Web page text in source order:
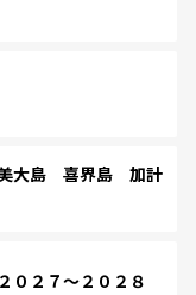
大島 喜界島 加計
２７～２０２８